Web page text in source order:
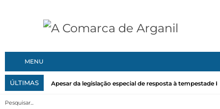
MENU
ÚLTIMAS Apesar da legislação especial de resposta à tempestade